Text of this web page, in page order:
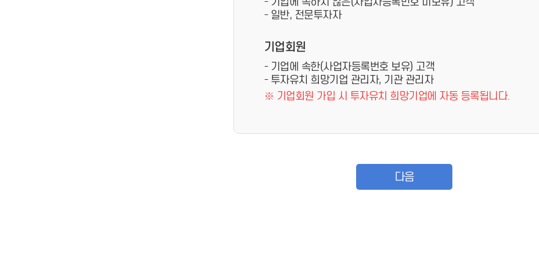
- 일반, 전문투자자
기업회원
- 기업에 속한(사업자등록번호 보유) 고객
- 투자유치 희망기업 관리자, 기관 관리자
※ 기업회원 가입 시 투자유치 희망기업에 자동 등록됩니다.
다음